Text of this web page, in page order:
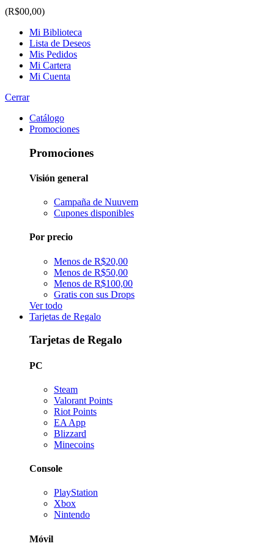
(R$00,00)
Mi Biblioteca
Lista de Deseos
Mis Pedidos
Mi Cartera
Mi Cuenta
Cerrar
Catálogo
Promociones
Promociones
Visión general
Campaña de Nuuvem
Cupones disponibles
Por precio
Menos de R$20,00
Menos de R$50,00
Menos de R$100,00
Gratis con sus Drops
Ver todo
Tarjetas de Regalo
Tarjetas de Regalo
PC
Steam
Valorant Points
Riot Points
EA App
Blizzard
Minecoins
Console
PlayStation
Xbox
Nintendo
Móvil